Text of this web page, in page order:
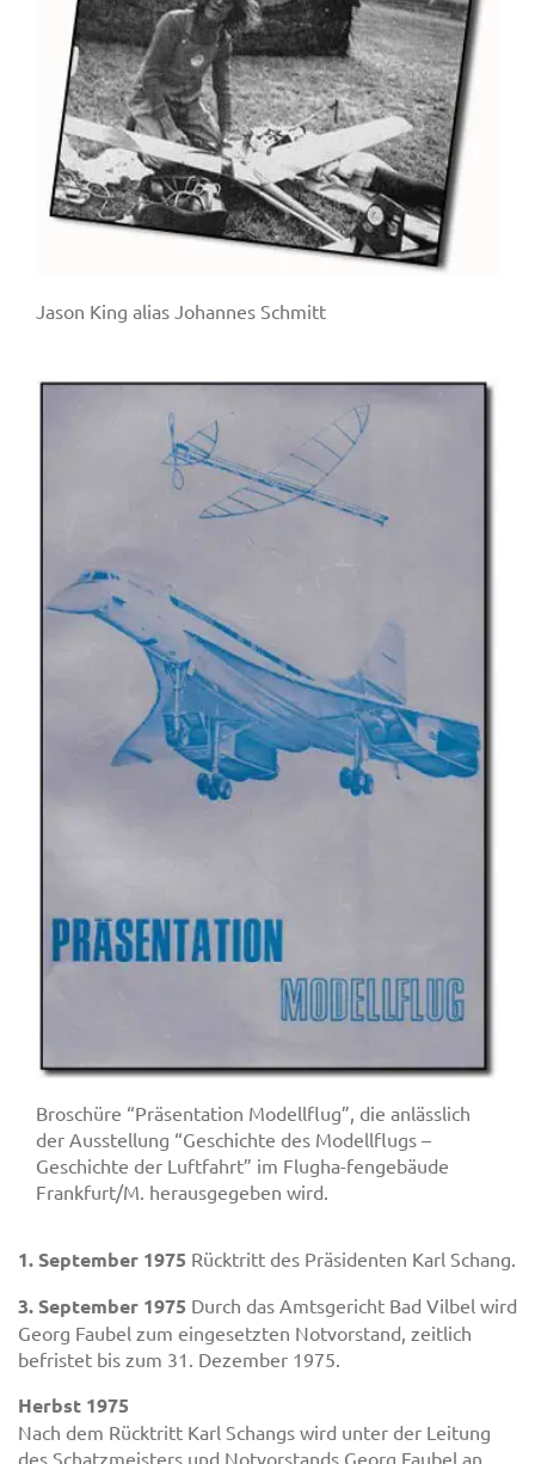
Jason King alias Johannes Schmitt
Broschüre “Präsentation Modellflug”, die anlässlich
der Ausstellung “Geschichte des Modellflugs –
Geschichte der Luftfahrt” im Flugha-fengebäude
Frankfurt/M. herausgegeben wird.
1. September 1975 Rücktritt des Präsidenten Karl Schang.
3. September 1975 Durch das Amtsgericht Bad Vilbel wird
Georg Faubel zum eingesetzten Notvorstand, zeitlich
befristet bis zum 31. Dezember 1975.
Herbst 1975
Nach dem Rücktritt Karl Schangs wird unter der Leitung
des Schatzmeisters und Notvorstands Georg Faubel an